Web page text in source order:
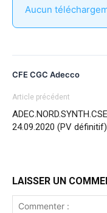
Aucun
CFE CGC Adecco
Article précédent
24.09.2020 (PV définitif)
LAISSER UN